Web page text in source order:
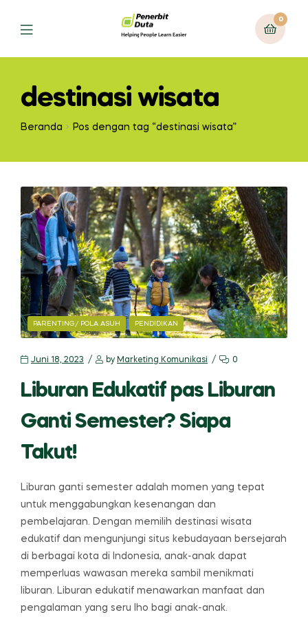
Menu
0
destinasi wisata
Beranda Pos dengan tag “destinasi wisata”
CATEGORIES
PARENTING/ POLA ASUH PENDIDIKAN
Juni 18, 2023 by Marketing Komunikasi 0
Liburan Edukatif pas Liburan
Ganti Semester? Siapa
Takut!
Liburan ganti semester adalah momen yang tepat
untuk menggabungkan kesenangan dan
pembelajaran. Dengan memilih destinasi wisata
edukatif dan mengunjungi situs kebudayaan bersejarah
di berbagai kota di Indonesia, anak-anak dapat
memperluas wawasan mereka sambil menikmati
liburan. Liburan edukatif menawarkan manfaat dan
pengalaman yang seru lho bagi anak-anak.